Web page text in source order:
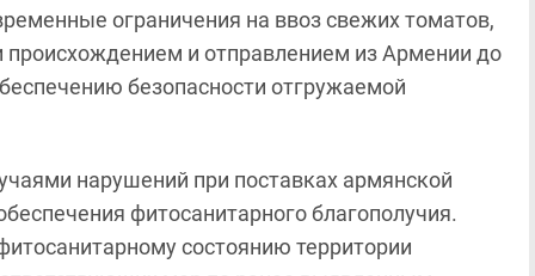
ограничения на ввоз свежих томатов,
происхождением и отправлением из Армении до
безопасности отгружаемой
нарушений при поставках армянской
фитосанитарного благополучия.
состоянию территории